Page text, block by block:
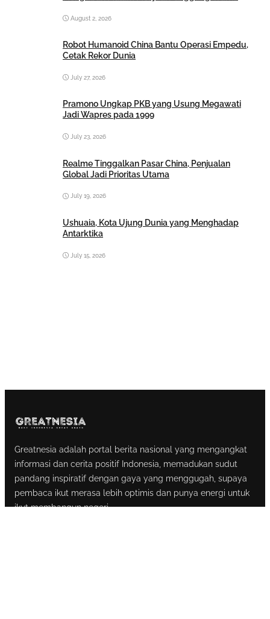
August 2, 2026
Robot Humanoid China Bantu Operasi Empedu,
Cetak Rekor Dunia
July 27, 2026
Pramono Ungkap PKB yang Usung Megawati
Jadi Wapres pada 1999
July 23, 2026
Realme Tinggalkan Pasar China, Penjualan
Global Jadi Prioritas Utama
July 19, 2026
Ushuaia, Kota Ujung Dunia yang Menghadap
Antarktika
July 15, 2026
Greatnesia adalah portal berita nasional yang mengangkat
informasi dan cerita positif Indonesia, memadukan sudut
pandang inspiratif dengan gaya yang menggugah, supaya
pembaca ikut merasa lebih optimis dan punya energi untuk
ikut membangun negeri.